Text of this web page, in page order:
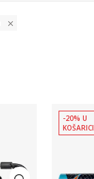
-20% U
KOŠARICI